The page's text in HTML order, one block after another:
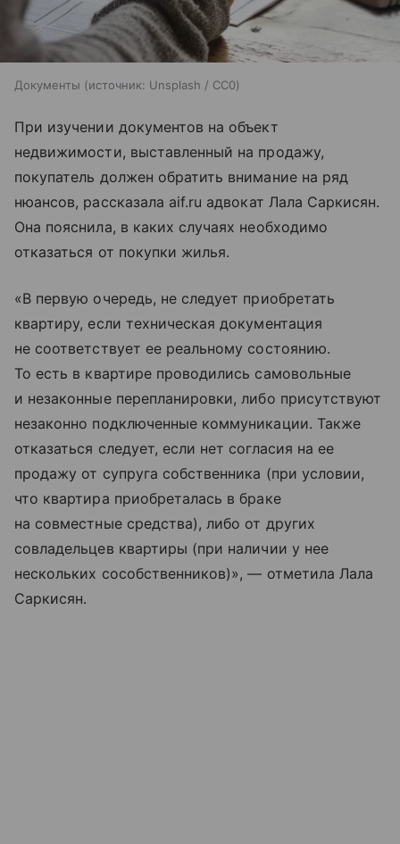
Документы источник: Unsplash / CC0
При изучении документов на объект
недвижимости, выставленный на продажу,
покупатель должен обратить внимание на ряд
нюансов, рассказала aif.ru адвокат Лала Саркисян.
Она пояснила, в каких случаях необходимо
отказаться от покупки жилья.
«В первую очередь, не следует приобретать
квартиру, если техническая документация
не соответствует ее реальному состоянию.
То есть в квартире проводились самовольные
и незаконные перепланировки, либо присутствуют
незаконно подключенные коммуникации. Также
отказаться следует, если нет согласия на ее
продажу от супруга собственника (при условии,
что квартира приобреталась в браке
на совместные средства), либо от других
совладельцев квартиры (при наличии у нее
нескольких сособственников)», — отметила Лала
Саркисян.